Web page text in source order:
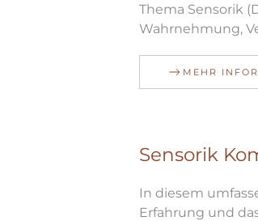
Thema Sensorik
Wahrnehmung,
MEHR
Sensorik
In diesem
Erfahrung und